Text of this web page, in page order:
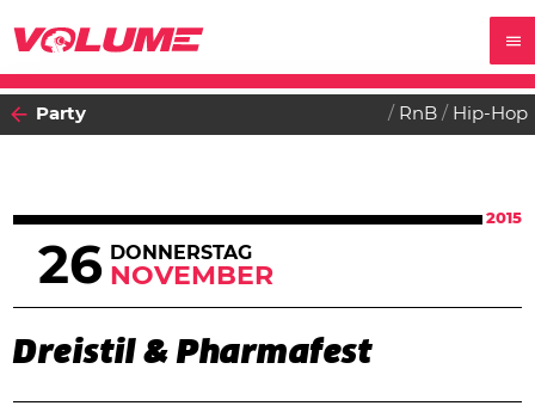
Party RnB Hip-Hop
2015
26 DONNERSTAG
NOVEMBER
Dreistil & Pharmafest